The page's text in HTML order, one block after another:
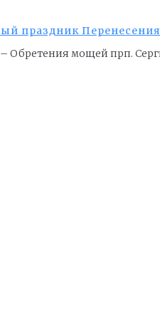
праздник
мощей прп.